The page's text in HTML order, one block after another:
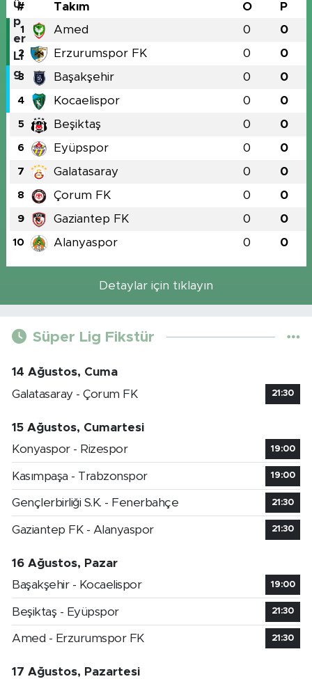
# Takım O P
1 Amed 0 0
2 Erzurumspor FK 0 0
3 Başakşehir 0 0
4 Kocaelispor 0 0
5 Beşiktaş 0 0
6 Eyüpspor 0 0
7 Galatasaray 0 0
8 Çorum FK 0 0
9 Gaziantep FK 0 0
10 Alanyaspor 0 0
Detaylar için tıklayın
Süper Lig Fikstür
14 Ağustos, Cuma
Galatasaray - Çorum FK
21:30
15 Ağustos, Cumartesi
Konyaspor - Rizespor
19:00
Kasımpaşa - Trabzonspor 19:00
Gençlerbirliği S.K. - Fenerbahçe 21:30
Gaziantep FK - Alanyaspor 21:30
16 Ağustos, Pazar
Başakşehir - Kocaelispor
19:00
Beşiktaş - Eyüpspor 21:30
Amed - Erzurumspor FK 21:30
17 Ağustos, Pazartesi